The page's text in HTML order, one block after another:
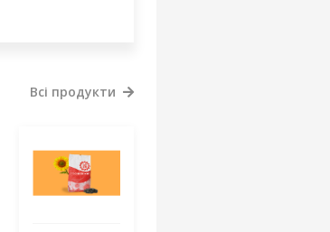
Всі продукти